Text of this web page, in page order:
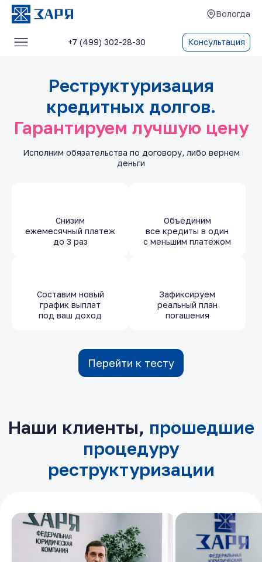
Вологда
+7 (499) 302-28-30 Консультация
О компании
Отзывы
Реструктуризация
кредитных долгов.
Гарантируем лучшую цену
Исполним обязательства по договору, либо вернем
деньги
Снизим
ежемесячный платеж
до 3 раз
Объединим
все кредиты в один
с меньшим платежом
Составим новый
график выплат
под ваш доход
Зафиксируем
реальный план
погашения
Перейти к тесту
Наши клиенты, прошедшие
процедуру
реструктуризации